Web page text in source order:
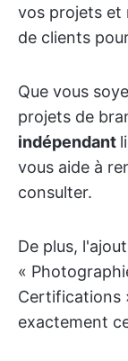
vos projets et
de clients
Que vous
projets de
indépendant
vous aide à
consulter.
De plus,
«
Certifications
exactement